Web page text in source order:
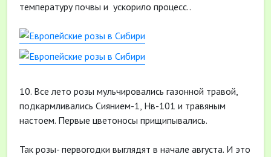
температуру почвы и ускорило процесс..
10. Все лето розы мульчировались газонной травой,
подкармливались Сиянием-1, Нв-101 и травяным
настоем. Первые цветоносы прищипывались.
Так розы- первогодки выглядят в начале августа. И это